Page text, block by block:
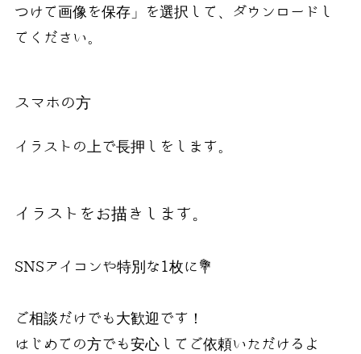
つけて画像を保存」を選択して、ダウンロードし
てください。
スマホの方
イラストの上で長押しをします。
イラストをお描きします。
SNSアイコンや特別な1枚に💐
ご相談だけでも大歓迎です！
はじめての方でも安心してご依頼いただけるよ